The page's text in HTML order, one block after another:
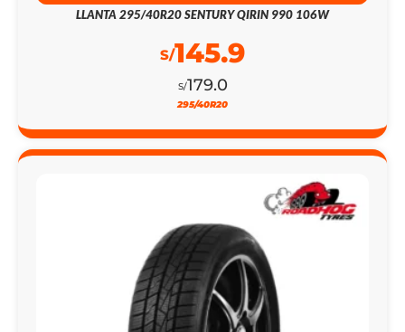
S/179.0